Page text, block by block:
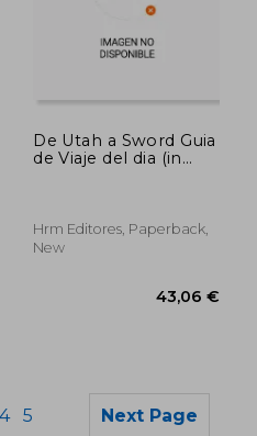
De Utah a Sword Guia
de Viaje del dia (in
Hrm Editores, Paperback,
New
4 5 Next Page